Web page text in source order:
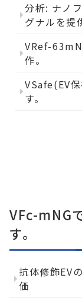
分析: ナノ
グナルを提
VRef-
作。
VSafe(EV
す。
VFc-mNG
す。
抗体修飾EV
価